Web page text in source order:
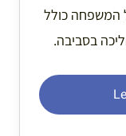
המשפחה כולל
בסביבה.